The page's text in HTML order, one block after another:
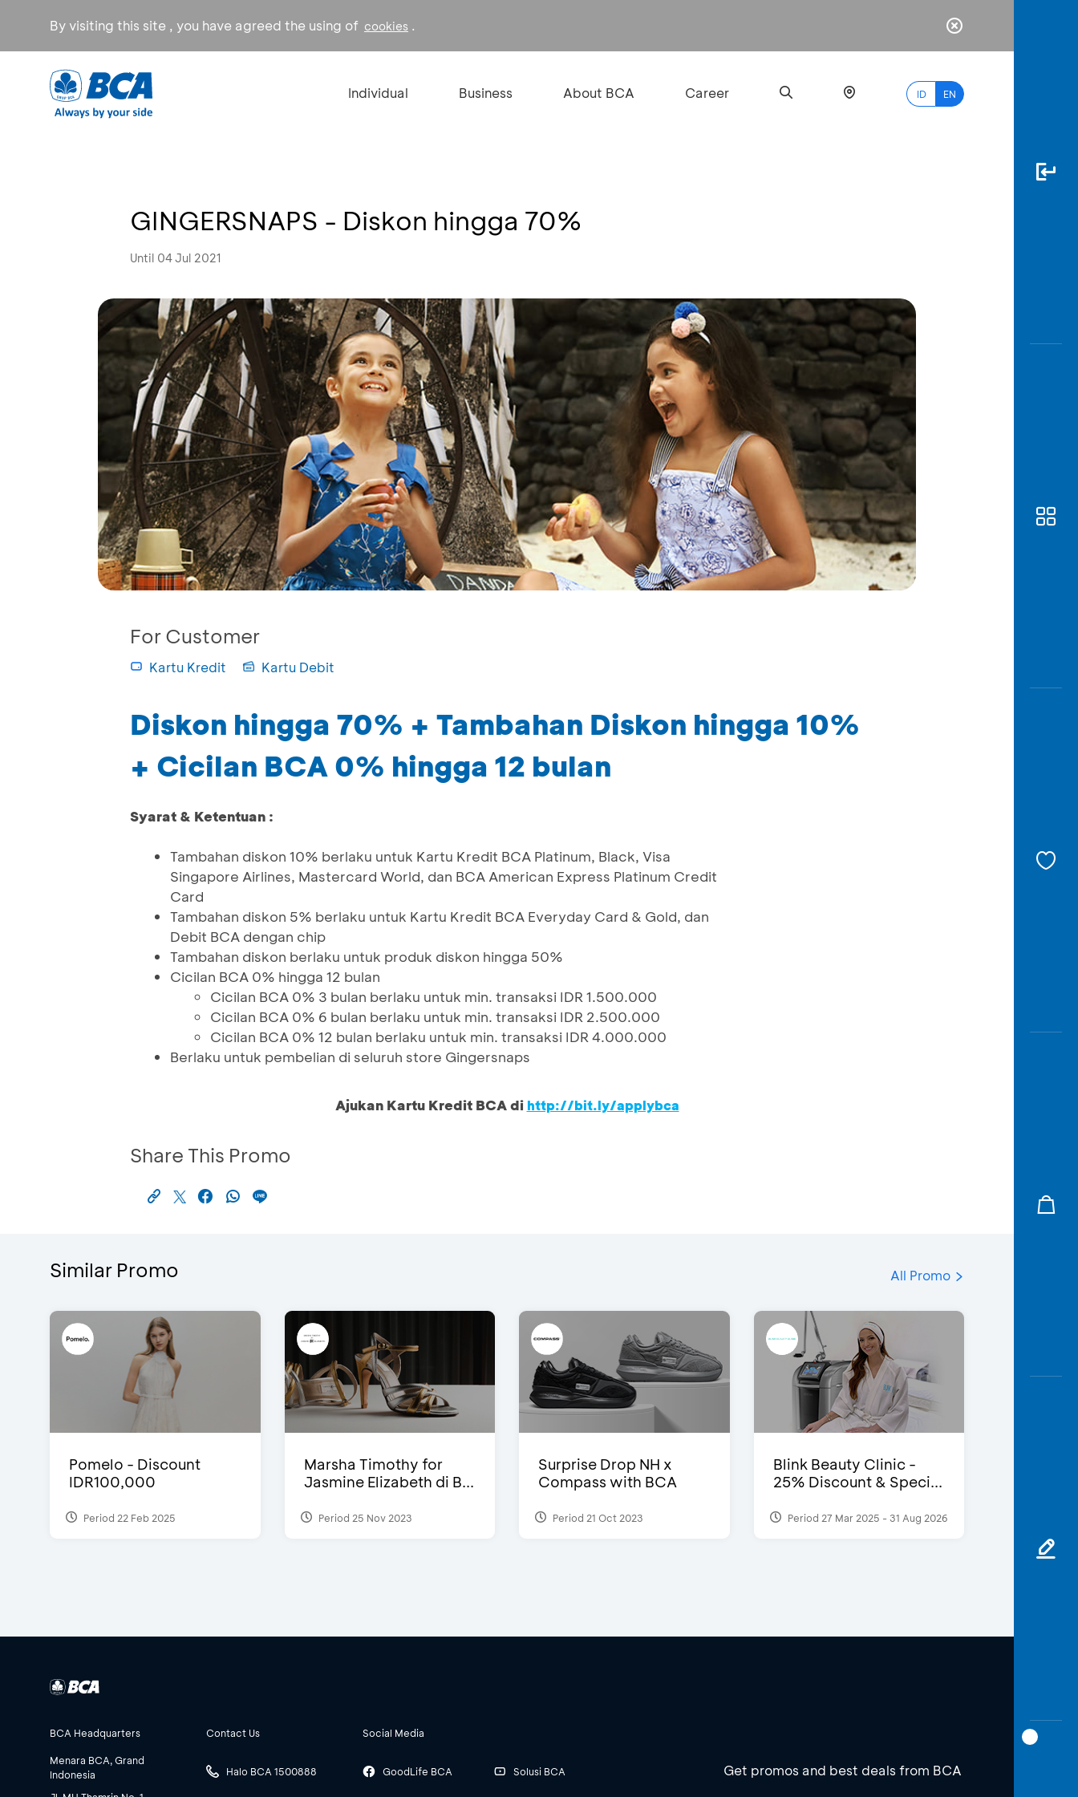
By visiting this site , you have agreed the using of cookies .
Individual Business About BCA Career ID EN
GINGERSNAPS - Diskon hingga 70%
Until 04 Jul 2021
For Customer
Kartu Kredit Kartu Debit
Diskon hingga 70% + Tambahan Diskon hingga 10%
+ Cicilan BCA 0% hingga 12 bulan
Syarat & Ketentuan :
Tambahan diskon 10% berlaku untuk Kartu Kredit BCA Platinum, Black, Visa
Singapore Airlines, Mastercard World, dan BCA American Express Platinum Credit
Card
Tambahan diskon 5% berlaku untuk Kartu Kredit BCA Everyday Card & Gold, dan
Debit BCA dengan chip
Tambahan diskon berlaku untuk produk diskon hingga 50%
Cicilan BCA 0% hingga 12 bulan
Cicilan BCA 0% 3 bulan berlaku untuk min. transaksi IDR 1.500.000
Cicilan BCA 0% 6 bulan berlaku untuk min. transaksi IDR 2.500.000
Cicilan BCA 0% 12 bulan berlaku untuk min. transaksi IDR 4.000.000
Berlaku untuk pembelian di seluruh store Gingersnaps
Ajukan Kartu Kredit BCA di http://bit.ly/applybca
Share This Promo
Similar Promo All Promo
Pomelo - Discount
IDR100,000
Period 22 Feb 2025
Marsha Timothy for
Jasmine Elizabeth di B...
Period 25 Nov 2023
Surprise Drop NH x
Compass with BCA
Period 21 Oct 2023
Blink Beauty Clinic -
25% Discount & Speci...
Period 27 Mar 2025 - 31 Aug 2026
BCA Headquarters
Menara BCA, Grand
Indonesia
Contact Us
Halo BCA 1500888
Social Media
GoodLife BCA Solusi BCA Get promos and best deals from BCA